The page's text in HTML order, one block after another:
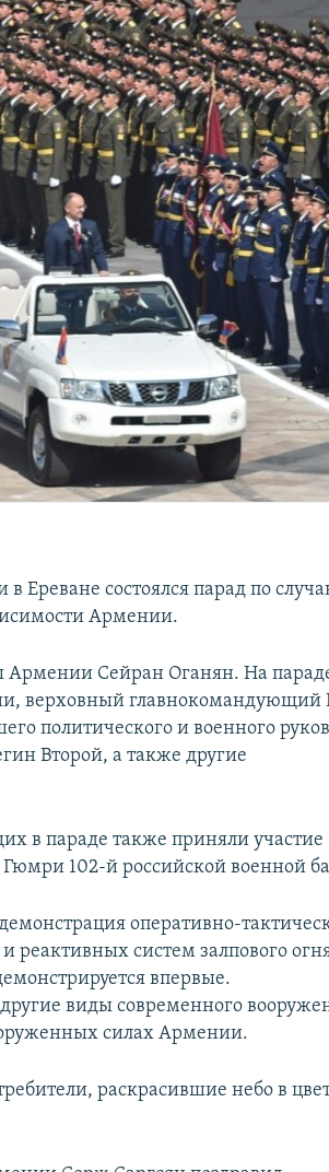
Ереване состоялся парад по
Армении.
Сейран Оганян. На
верховный главнокомандующий
политического и военного
Второй, а также другие
в параде также приняли участие
102-й российской военной
оперативно-
и реактивных систем залпового
впервые.
виды современного
силах Армении.
раскрасившие небо в